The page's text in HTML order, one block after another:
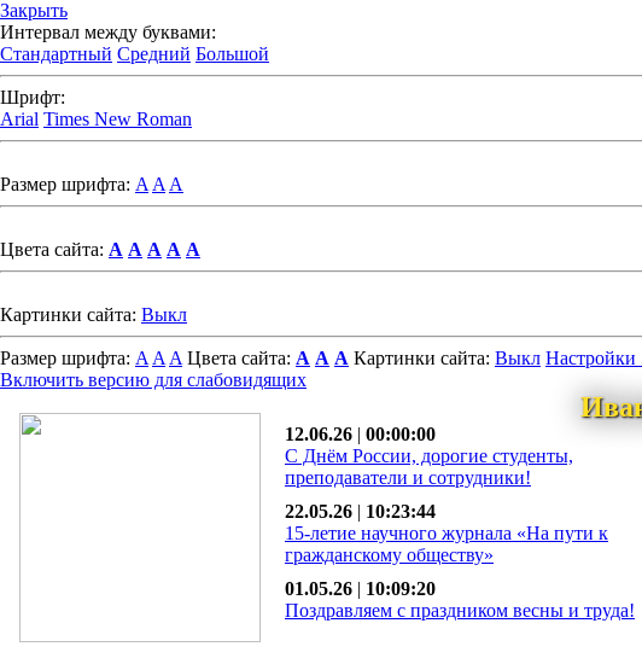
Закрыть
Интервал между буквами:
Стандартный Средний Большой
Шрифт:
Arial Times New Roman
Размер шрифта: A A A
Цвета сайта: A A A A A
Картинки сайта: Выкл
Размер шрифта: A A A Цвета сайта: A A A Картинки сайта: Выкл
Включить версию для слабовидящих
12.06.26 | 00:00:00
С Днём России, дорогие студенты,
преподаватели и сотрудники!
22.05.26 | 10:23:44
15-летие научного журнала «На пути к
гражданскому обществу»
01.05.26 | 10:09:20
Поздравляем с праздником весны и труда!